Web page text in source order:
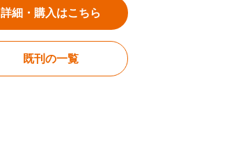
詳細・購入はこちら
既刊の一覧